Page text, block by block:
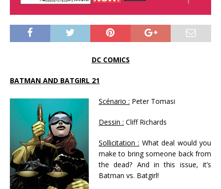
DC COMICS
BATMAN AND BATGIRL 21
Scénario : Peter Tomasi
Dessin : Cliff Richards
Sollicitation : What deal would you
make to bring someone back from
the dead? And in this issue, it’s
Batman vs. Batgirl!